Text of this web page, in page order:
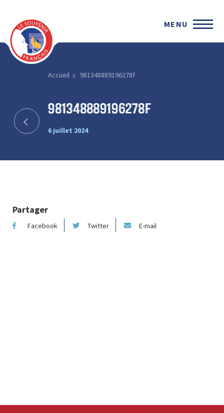
MENU
Accueil 981348889196278f
981348889196278f
6 juillet 2024
Partager
Facebook Twitter E-mail